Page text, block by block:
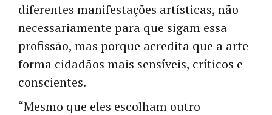
diferentes manifestações artísticas, não
necessariamente para que sigam essa
profissão, mas porque acredita que a arte
forma cidadãos mais sensíveis, críticos e
conscientes.
“Mesmo que eles escolham outro